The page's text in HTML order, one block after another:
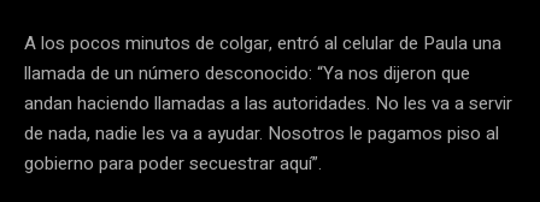
A los pocos minutos de colgar, entró al celular de Paula una
llamada de un número desconocido: “Ya nos dijeron que
andan haciendo llamadas a las autoridades. No les va a servir
de nada, nadie les va a ayudar. Nosotros le pagamos piso al
gobierno para poder secuestrar aquí”.